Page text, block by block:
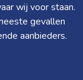
wij voor staan.
gevallen
aanbieders.